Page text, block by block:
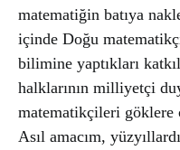
matematiğin batıya
içinde Doğu
bilimine yaptıkları
halklarının milliyetçi
matematikçileri göklere
Asıl amacım,